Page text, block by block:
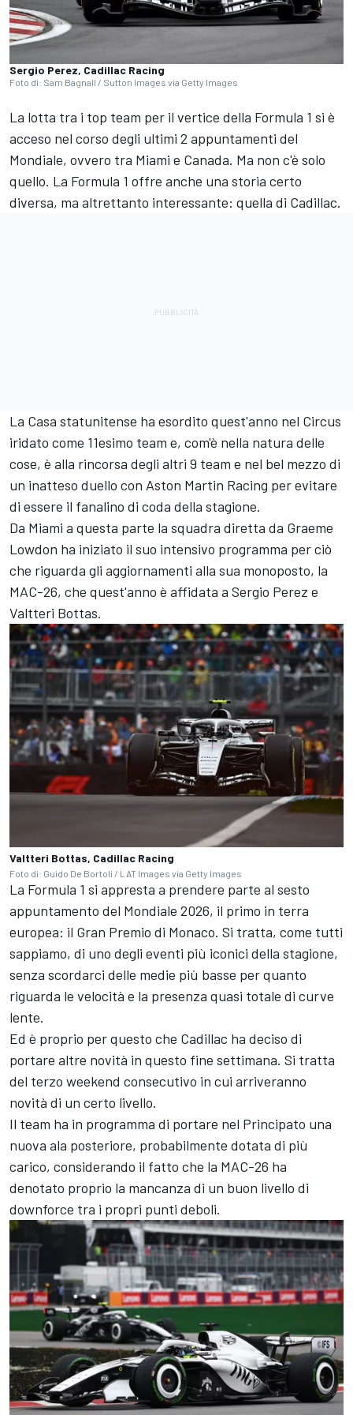
Sergio Perez, Cadillac Racing
Foto di: Sam Bagnall / Sutton Images via Getty Images
La lotta tra i top team per il vertice della Formula 1 si è
acceso nel corso degli ultimi 2 appuntamenti del
Mondiale, ovvero tra Miami e Canada. Ma non c'è solo
quello. La Formula 1 offre anche una storia certo
diversa, ma altrettanto interessante: quella di Cadillac.
La Casa statunitense ha esordito quest'anno nel Circus
iridato come 11esimo team e, com'è nella natura delle
cose, è alla rincorsa degli altri 9 team e nel bel mezzo di
un inatteso duello con Aston Martin Racing per evitare
di essere il fanalino di coda della stagione.
Da Miami a questa parte la squadra diretta da Graeme
Lowdon ha iniziato il suo intensivo programma per ciò
che riguarda gli aggiornamenti alla sua monoposto, la
MAC-26, che quest'anno è affidata a Sergio Perez e
Valtteri Bottas.
Valtteri Bottas, Cadillac Racing
Foto di: Guido De Bortoli / LAT Images via Getty Images
La Formula 1 si appresta a prendere parte al sesto
appuntamento del Mondiale 2026, il primo in terra
europea: il Gran Premio di Monaco. Si tratta, come tutti
sappiamo, di uno degli eventi più iconici della stagione,
senza scordarci delle medie più basse per quanto
riguarda le velocità e la presenza quasi totale di curve
lente.
Ed è proprio per questo che Cadillac ha deciso di
portare altre novità in questo fine settimana. Si tratta
del terzo weekend consecutivo in cui arriveranno
novità di un certo livello.
Il team ha in programma di portare nel Principato una
nuova ala posteriore, probabilmente dotata di più
carico, considerando il fatto che la MAC-26 ha
denotato proprio la mancanza di un buon livello di
downforce tra i propri punti deboli.